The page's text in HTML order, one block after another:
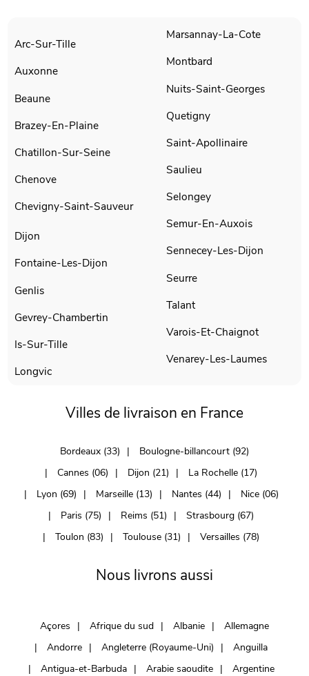
Arc-Sur-Tille
Auxonne
Beaune
Brazey-En-Plaine
Chatillon-Sur-Seine
Chenove
Chevigny-Saint-Sauveur
Dijon
Fontaine-Les-Dijon
Genlis
Gevrey-Chambertin
Is-Sur-Tille
Longvic
Marsannay-La-Cote
Montbard
Nuits-Saint-Georges
Quetigny
Saint-Apollinaire
Saulieu
Selongey
Semur-En-Auxois
Sennecey-Les-Dijon
Seurre
Talant
Varois-Et-Chaignot
Venarey-Les-Laumes
Villes de livraison en France
Bordeaux (33)
Boulogne-billancourt (92)
Cannes (06)
Dijon (21)
La Rochelle (17)
Lyon (69)
Marseille (13) Nantes (44)
Nice (06)
Paris (75)
Reims (51)
Strasbourg (67)
Toulon (83)
Toulouse (31) Versailles (78)
Nous livrons aussi
Açores Afrique du sud Albanie
Allemagne
Andorre
Angleterre (Royaume-Uni)
Anguilla
Antigua-et-Barbuda
Arabie saoudite
Argentine